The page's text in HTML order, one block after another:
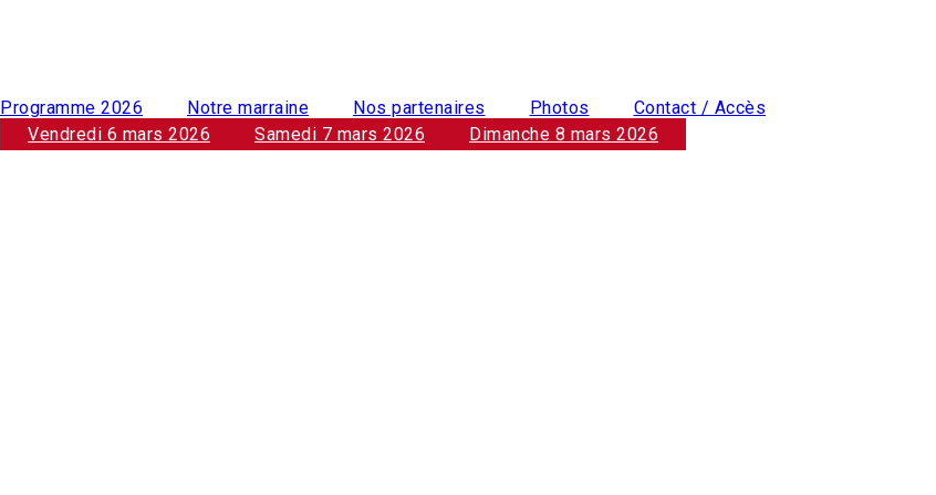
Programme 2026
Vendredi 6 mars 2026
Samedi 7 mars 2026 Dimanche 8 mars 2026
Notre marraine Nos partenaires Photos Contact / Accès